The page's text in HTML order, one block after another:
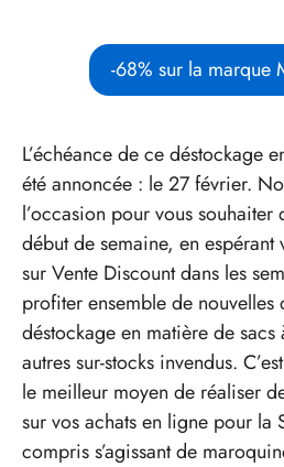
-68% sur la marque
L’échéance de ce déstockage
été annoncée : le 27 février.
l’occasion pour vous souhaiter
début de semaine, en espérant
sur Vente Discount dans les
profiter ensemble de nouvelles
déstockage en matière de
autres sur-stocks invendus.
le meilleur moyen de réaliser
sur vos achats en ligne pour la
compris s’agissant de